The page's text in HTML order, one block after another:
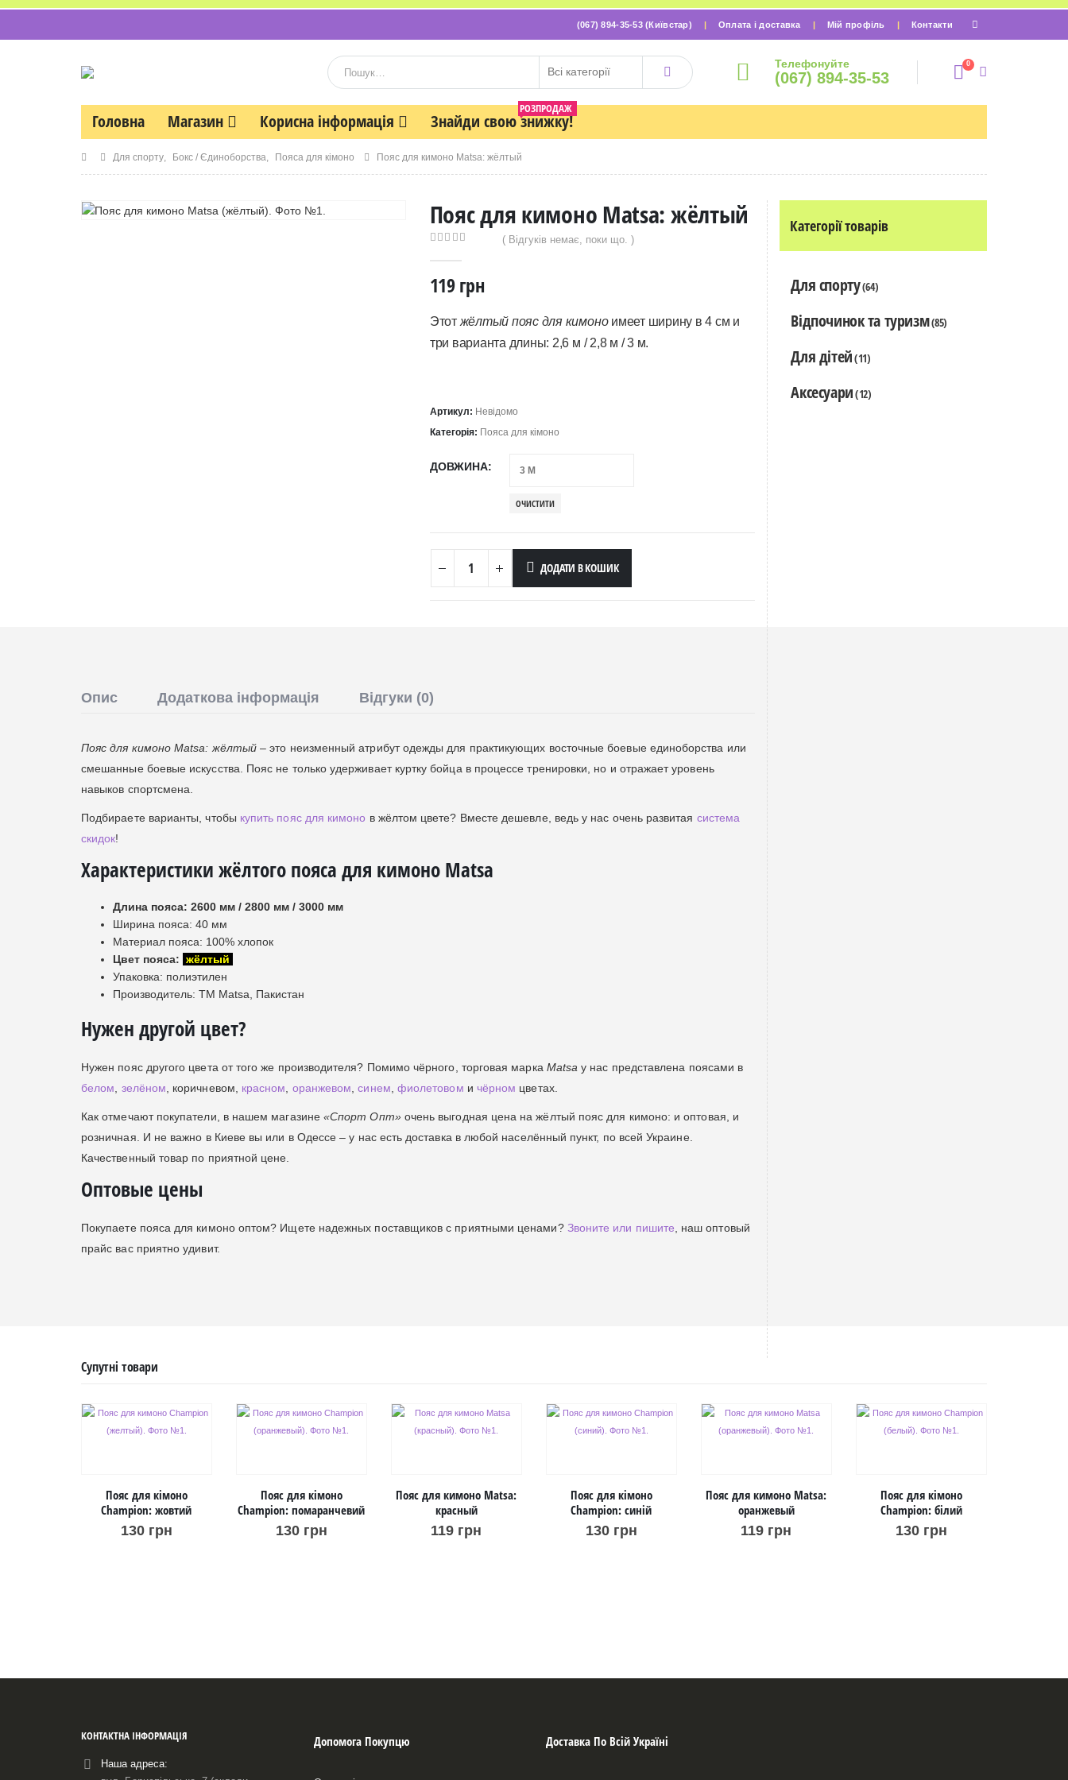
(067) 894-35-53 (Київстар) Оплата і доставка Мій профіль Контакти
Телефонуйте
(067) 894-35-53
0
Головна Магазин Корисна інформація Знайди свою знижку!
РОЗПРОДАЖ
Для спорту, Бокс / Єдиноборства, Пояса для кімоно Пояс для кимоно Matsa: жёлтый
Пояс для кимоно Matsa: жёлтый
( Відгуків немає, поки що. )
119грн
Этот жёлтый пояс для кимоноимеет ширину в 4 см и
три варианта длины: 2,6 м / 2,8 м / 3 м.
Артикул: Невідомо
Категорія: Пояса для кімоно
ДОВЖИНА
ОЧИСТИТИ
ДОДАТИ В КОШИК
Опис Додаткова інформація Відгуки (0)
Пояс для кимоно Matsa: жёлтый – это неизменный атрибут одежды для практикующих восточные боевые единоборства или
смешанные боевые искусства. Пояс не только удерживает куртку бойца в процессе тренировки, но и отражает уровень
навыков спортсмена.
Подбираете варианты, чтобы купить пояс для кимоно в жёлтом цвете? Вместе дешевле, ведь у нас очень развитая система
скидок!
Характеристики жёлтого пояса для кимоно Matsa
Длина пояса: 2600 мм / 2800 мм / 3000 мм
Ширина пояса: 40 мм
Материал пояса: 100% хлопок
Цвет пояса: жёлтый
Упаковка: полиэтилен
Производитель: ТМ Matsa, Пакистан
Нужен другой цвет?
Нужен пояс другого цвета от того же производителя? Помимо чёрного, торговая марка Matsa у нас представлена поясами в
белом, зелёном, коричневом, красном, оранжевом,синем, фиолетовом и чёрном цветах.
Как отмечают покупатели, в нашем магазине «Спорт Опт»очень выгодная цена на жёлтый пояс для кимоно: и оптовая, и
розничная. И не важно в Киеве вы или в Одессе – у нас есть доставка в любой населённый пункт, по всей Украине.
Качественный товар по приятной цене.
Оптовые цены
Покупаете пояса для кимоно оптом? Ищете надежных поставщиков с приятными ценами? Звоните или пишите, наш оптовый
прайс вас приятно удивит.
Категорії товарів
Для спорту(64)
Відпочинок та туризм(85)
Для дітей(11)
Аксесуари(12)
Супутні товари
Пояс для кімоно
Champion: жовтий
130 грн
Пояс для кімоно
Champion: помаранчевий
130 грн
Пояс для кимоно Matsa:
красный
119 грн
Пояс для кімоно
Champion: синій
130 грн
Пояс для кимоно Matsa:
оранжевый
119 грн
Пояс для кімоно
Champion: білий
130 грн
КОНТАКТНА ІНФОРМАЦІЯ
Наша адреса:
Допомога Покупцю Доставка По Всій Україні